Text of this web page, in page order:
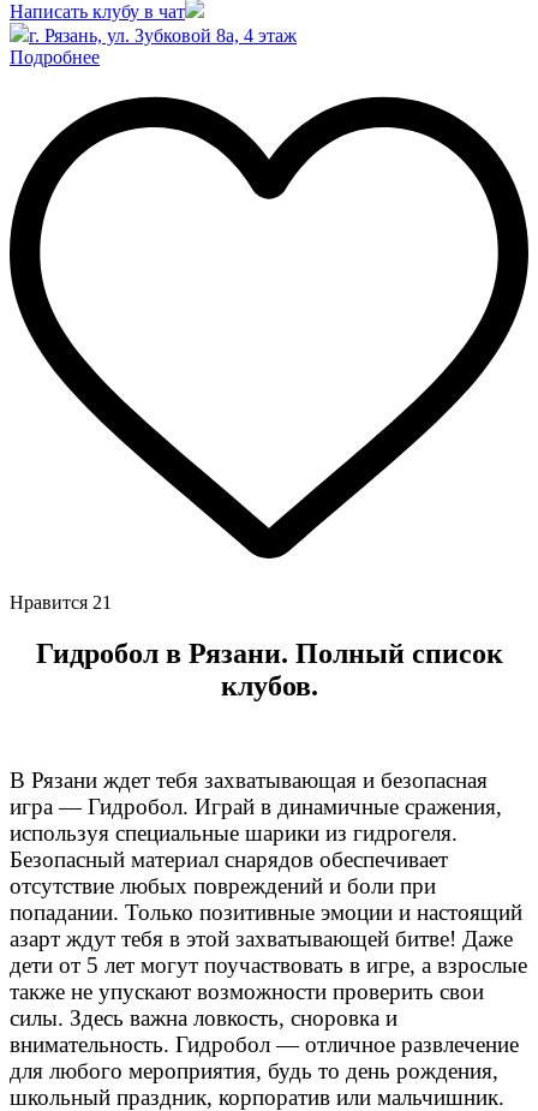
Написать клубу в чат
г. Рязань, ул. Зубковой 8а, 4 этаж
Подробнее
Нравится 21
Гидробол в Рязани. Полный список
клубов.
В Рязани ждет тебя захватывающая и безопасная
игра — Гидробол. Играй в динамичные сражения,
используя специальные шарики из гидрогеля.
Безопасный материал снарядов обеспечивает
отсутствие любых повреждений и боли при
попадании. Только позитивные эмоции и настоящий
азарт ждут тебя в этой захватывающей битве! Даже
дети от 5 лет могут поучаствовать в игре, а взрослые
также не упускают возможности проверить свои
силы. Здесь важна ловкость, сноровка и
внимательность. Гидробол — отличное развлечение
для любого мероприятия, будь то день рождения,
школьный праздник, корпоратив или мальчишник.